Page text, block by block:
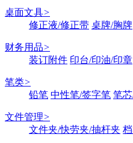
桌面文具>
修正液/修正带 桌牌/胸牌
财务用品>
装订附件 印台/印油/印章
笔类>
铅笔 中性笔/签字笔 笔
文件管理>
文件夹/快劳夹/抽杆夹